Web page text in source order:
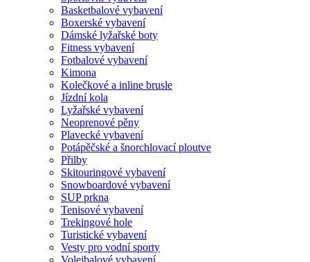
Basketbalové vybavení
Boxerské vybavení
Dámské lyžařské boty
Fitness vybavení
Fotbalové vybavení
Kimona
Kolečkové a inline brusle
Jízdní kola
Lyžařské vybavení
Neoprenové pěny
Plavecké vybavení
Potápěčské a šnorchlovací ploutve
Přilby
Skitouringové vybavení
Snowboardové vybavení
SUP prkna
Tenisové vybavení
Trekingové hole
Turistické vybavení
Vesty pro vodní sporty
Volejbalové vybavení